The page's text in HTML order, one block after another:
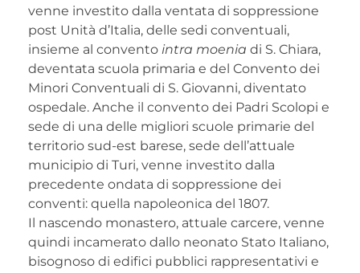
venne investito dalla ventata di soppressione
post Unità d’Italia, delle sedi conventuali,
insieme al convento intra moenia di S. Chiara,
deventata scuola primaria e del Convento dei
Minori Conventuali di S. Giovanni, diventato
ospedale. Anche il convento dei Padri Scolopi e
sede di una delle migliori scuole primarie del
territorio sud-est barese, sede dell’attuale
municipio di Turi, venne investito dalla
precedente ondata di soppressione dei
conventi: quella napoleonica del 1807.
Il nascendo monastero, attuale carcere, venne
quindi incamerato dallo neonato Stato Italiano,
bisognoso di edifici pubblici rappresentativi e